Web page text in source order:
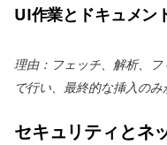
UI作業とドキュメン
理由：フェッチ、解析、
で行い、最終的な挿入のみ
セキュリティとネ